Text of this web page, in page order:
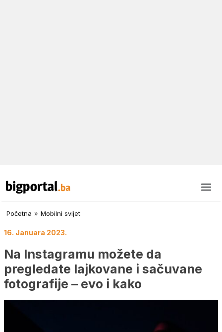
Početna » Mobilni svijet
16. Januara 2023.
Na Instagramu možete da
pregledate lajkovane i sačuvane
fotografije – evo i kako